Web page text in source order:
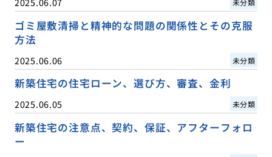
未分類
ゴミ屋敷清掃と精神的な問題の関係性とその克服
方法
2025.06.06 未分類
新築住宅の住宅ローン、選び方、審査、金利
2025.06.05 未分類
新築住宅の注意点、契約、保証、アフターフォロ
ー